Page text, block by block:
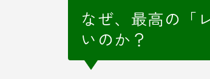
なぜ、最高の「
いのか？